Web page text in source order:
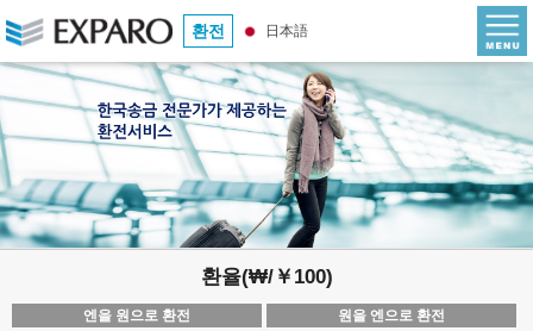
환전 日本語
환율(₩/￥100)
엔을 원으로 환전 원을 엔으로 환전